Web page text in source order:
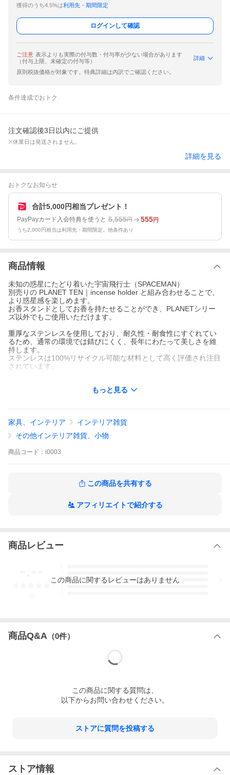
獲得のうち4.5%は利用先・期間限定
ログインして確認
ご注意 表示よりも実際の付与数・付与率が少ない場合があります
（付与上限、未確定の付与等）
詳細
原則税抜価格が対象です。特典詳細は内訳でご確認ください。
条件達成でおトク
注文確認後3日以内にご提供
※休業日は発送されません。
詳細を見る
おトクなお知らせ
合計5,000円相当プレゼント！
PayPayカード入会特典を使うと 5,555円 555円
うち2,000円相当は利用先・期間限定。他条件あり
商品情報
未知の惑星にたどり着いた宇宙飛行士（SPACEMAN）
別売りの PLANET TEN｜incense holder と組み合わせることで、
より惑星感を楽しめます。
お香スタンドとしてお香を持たせることができ、PLANETシリー
ズ以外でもご使用いただけます。
重厚なステンレスを使用しており、耐久性・耐食性にすぐれてい
るため、通常の環境では錆びにくく、長年にわたって美しさを維
持します。
ステンレスは100%リサイクル可能な材料として高く評価され注目
されています。
重さ：40g
素材：ステンレス
使用上の注意：
■PLANET TENとの組み合わせ以外で使用する場合は、受け皿とし
て皿（プレート）等を用意し、灰に注意してください。
かないところにて使用または保管してください。燃えやすい物の
近くでは、使用を控えてください。
■用途以外に使用しないでください。
もっと見る
家具、インテリア
インテリア雑貨
その他インテリア雑貨、小物
商品 コード： i0003
この商品を共有する
アフィリエイトで紹介する
商品レビュー
3
この商品に関するレビューはありません
商品Q&A （0件）
この商品に関する質問は、
以下からお問い合わせください。
ストアに質問を投稿する
ストア情報